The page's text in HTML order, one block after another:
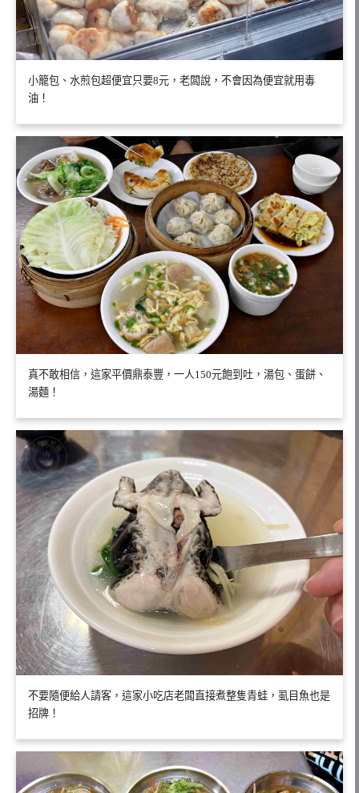
小籠包、水煎包超便宜只要8元，老闆說，不會因為便宜就用毒
油！
真不敢相信，這家平價鼎泰豐，一人150元飽到吐，湯包、蛋餅、
湯麵！
不要隨便給人請客，這家小吃店老闆直接煮整隻青蛙，虱目魚也是
招牌！